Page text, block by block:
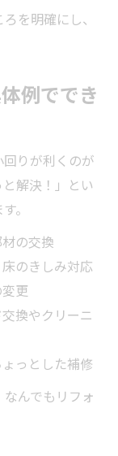
を明確にし、
例ででき
りが利くのが
解決！」とい
。
の交換
のきしみ対応
更
換やクリーニ
っとした補修
んでもリフォ